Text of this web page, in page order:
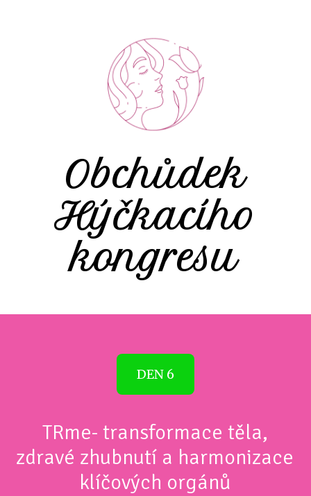
Obchůdek
Hýčkacího
kongresu
DEN 6
TRme- transformace těla,
zdravé zhubnutí a harmonizace
klíčových orgánů